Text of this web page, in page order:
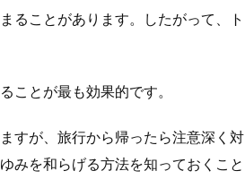
ることがあります。したがって、ト
ことが最も効果的です。
すが、旅行から帰ったら注意深く対
みを和らげる方法を知っておくこと